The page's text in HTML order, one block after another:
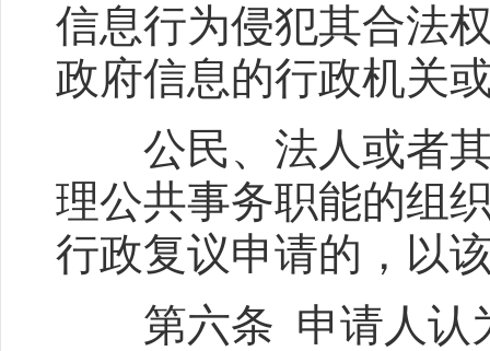
信息行为侵犯其合法
政府信息的行政机关
公民、法人或者其
理公共事务职能的组
行政复议申请的，以
第六条 申请人认为